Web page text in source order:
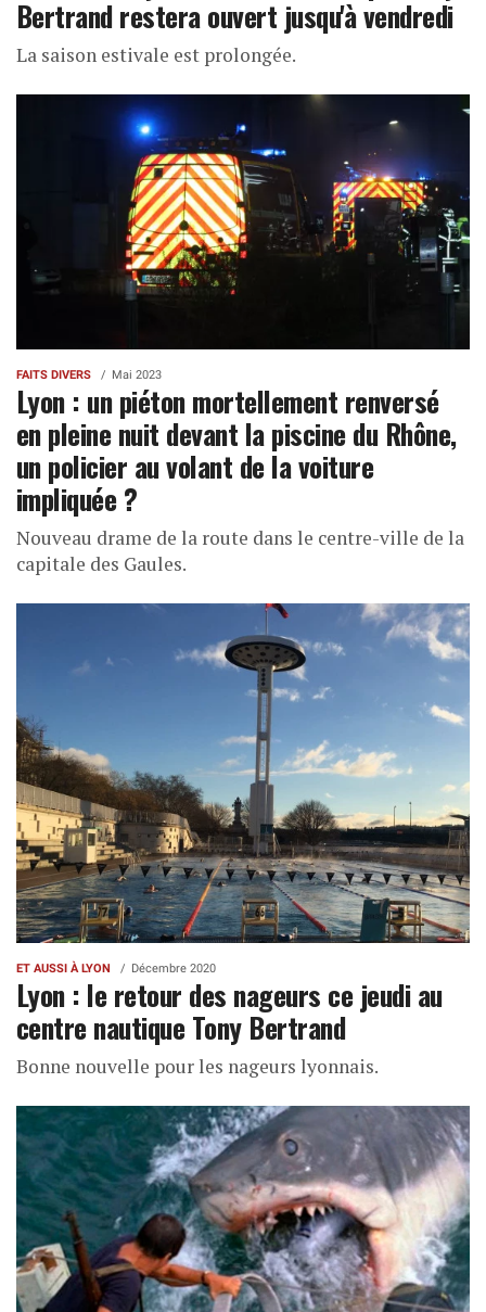
Bertrand restera ouvert jusqu'à vendredi
La saison estivale est prolongée.
FAITS DIVERS Mai 2023
Lyon : un piéton mortellement renversé
en pleine nuit devant la piscine du Rhône,
un policier au volant de la voiture
impliquée ?
Nouveau drame de la route dans le centre-ville de la
capitale des Gaules.
ET AUSSI À LYON Décembre 2020
Lyon : le retour des nageurs ce jeudi au
centre nautique Tony Bertrand
Bonne nouvelle pour les nageurs lyonnais.